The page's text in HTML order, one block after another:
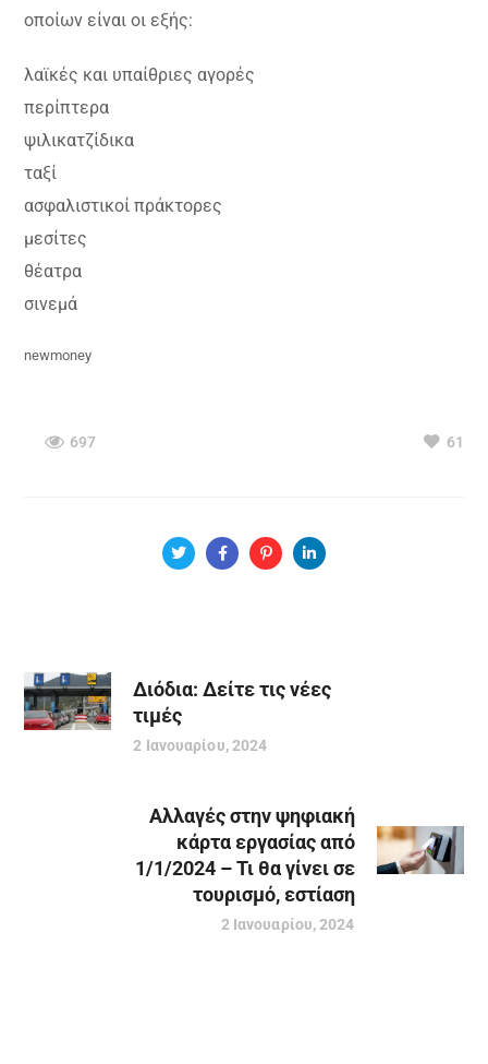
οποίων είναι οι εξής:
λαϊκές και υπαίθριες αγορές
περίπτερα
ψιλικατζίδικα
ταξί
ασφαλιστικοί πράκτορες
μεσίτες
θέατρα
σινεμά
newmoney
697 61
Διόδια: Δείτε τις νέες
τιμές
2 Ιανουαρίου, 2024
Αλλαγές στην ψηφιακή
κάρτα εργασίας από
1/1/2024 – Τι θα γίνει σε
τουρισμό, εστίαση
2 Ιανουαρίου, 2024